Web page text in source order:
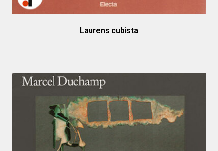
Laurens cubista